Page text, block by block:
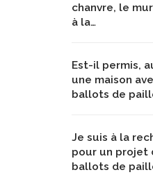
chanvre, le
à la…
Est-il permis,
une maison
ballots de
Je suis à la
pour un projet
ballots de